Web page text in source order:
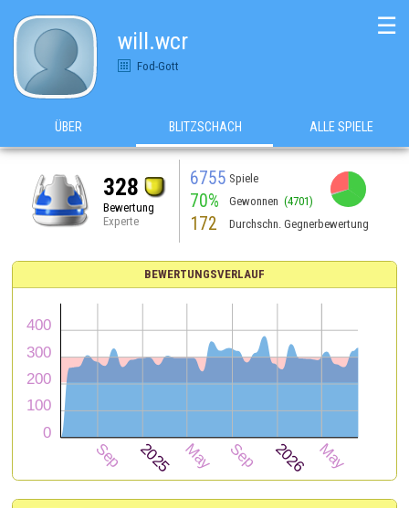
will.wcr
Fod-Gott
☰
ÜBER BLITZSCHACH ALLE SPIELE
328
Bewertung
Experte
6755 Spiele
70% Gewonnen (4701)
172 Durchschn. Gegnerbewertung
BEWERTUNGSVERLAUF